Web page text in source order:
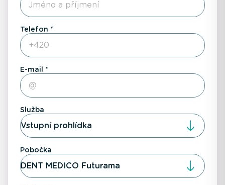
Telefon
E-mail
Služba
Vstupní prohlídka
Pobočka
DENT MEDICO Futurama